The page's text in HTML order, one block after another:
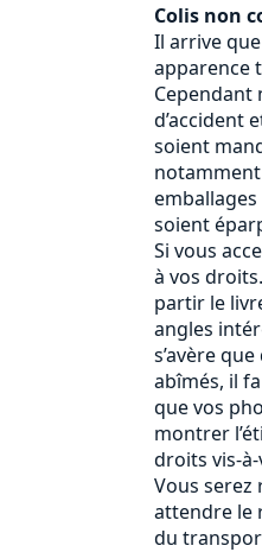
Colis non
Il arrive
apparence
Cependant
d’accident
soient
emballages
soient
Si vous
à vos
partir le
angles
s’avère
abîmés, il
que vos
montrer
droits vis-
Vous serez
attendre le
du